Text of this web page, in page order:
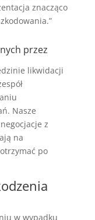
znacząco
przez
likwidacji
Nasze
z
na
po
w wypadku